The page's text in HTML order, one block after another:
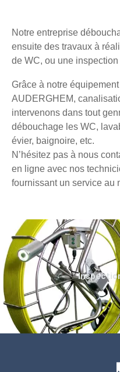
Notre entreprise
ensuite des travaux à
de WC, ou une
Grâce à notre
AUDERGHEM,
intervenons dans tout
débouchage les WC,
évier, baignoire, etc.
N’hésitez pas à nous
en ligne avec nos
fournissant un service au